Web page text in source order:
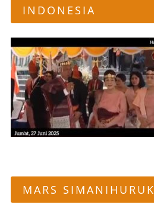
INDONESIA
MARS SIMANIHURUK